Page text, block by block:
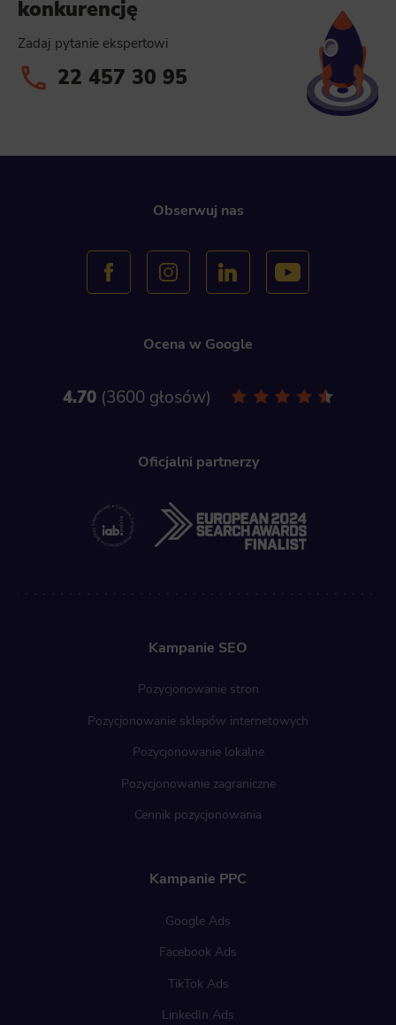
Scope responsible for displaying personalized ads that may be of interest to the user based on browsing history and habits and
demographic criteria. Also, third-party files that, in conjunction with files installed while browsing other websites, profile the
user, providing him or her with the marketing, advertising and retargeting content deemed most appropriate.
konkurencję
Zadaj pytanie ekspertowi
22 457 30 95
Obserwuj nas
Ocena w Google
4.70 3600 głosów
Oficjalni partnerzy
Kampanie SEO
Pozycjonowanie stron
Pozycjonowanie sklepów internetowych
Pozycjonowanie lokalne
Pozycjonowanie zagraniczne
Cennik pozycjonowania
Kampanie PPC
Google Ads
Facebook Ads
TikTok Ads
LinkedIn Ads